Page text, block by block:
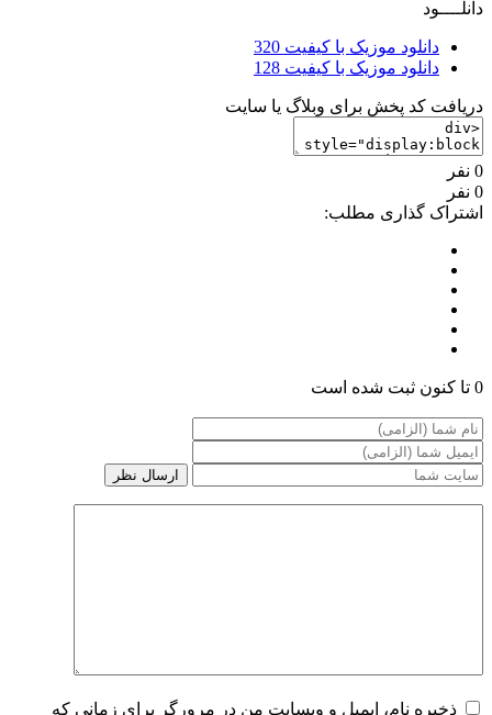
دانلــــود
دانلود موزیک با کیفیت 320
دانلود موزیک با کیفیت 128
دریافت کد پخش برای وبلاگ یا سایت
0 نفر
0 نفر
اشتراک گذاری مطلب:
0 تا کنون ثبت شده است
ذخیره نام، ایمیل و وبسایت من در مرورگر برای زمانی که